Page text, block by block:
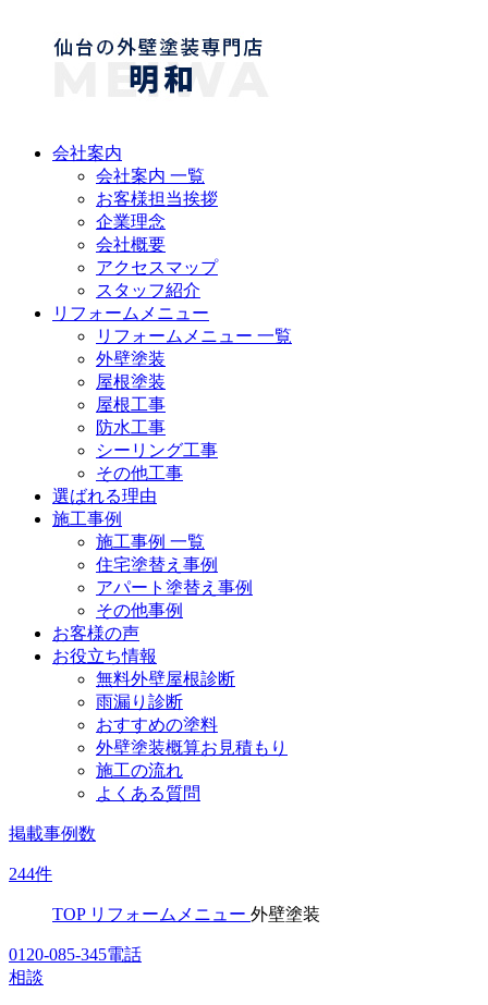
会社案内
会社案内 一覧
お客様担当挨拶
企業理念
会社概要
アクセスマップ
スタッフ紹介
リフォームメニュー
リフォームメニュー 一覧
外壁塗装
屋根塗装
屋根工事
防水工事
シーリング工事
その他工事
選ばれる理由
施工事例
施工事例 一覧
住宅塗替え事例
アパート塗替え事例
その他事例
お客様の声
お役立ち情報
無料外壁屋根診断
雨漏り診断
おすすめの塗料
外壁塗装概算お見積もり
施工の流れ
よくある質問
掲載事例数
244件
TOP リフォームメニュー 外壁塗装
0120-085-345電話
相談